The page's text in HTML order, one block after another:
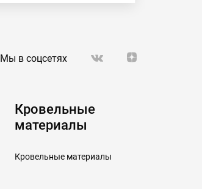
Мы в соцсетях
Кровельные
материалы
Кровельные материалы